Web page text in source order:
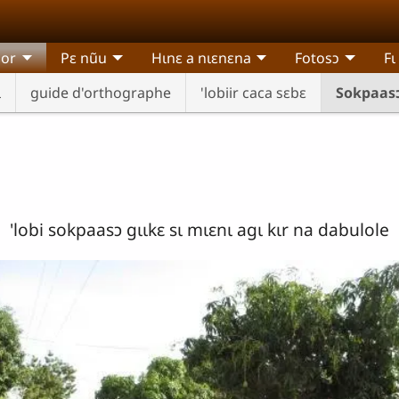
guide d'orthographe 'lobiir caca sɛbɛ
Pɛ nũu Hɩnɛ a nɩɛnɛna Fotosɔ
'lobi sokpaasɔ gɩɩkɛ sɩ mɩɛnɩ agɩ kɩr na dabulole